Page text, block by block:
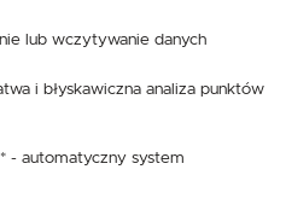
lub wczytywanie danych
i błyskawiczna analiza punktów
- automatyczny system